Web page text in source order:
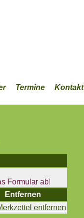
Termine Kontakt
Formular ab!
Entfernen
entfernen